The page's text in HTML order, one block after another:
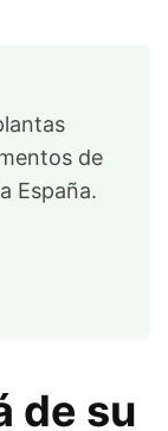
de
España.
de su